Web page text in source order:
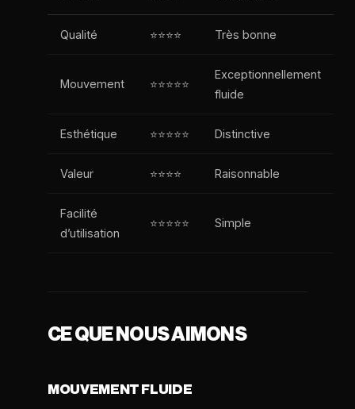
Qualité ⭐⭐⭐⭐ Très bonne
Mouvement ⭐⭐⭐⭐⭐
Exceptionnellement
fluide
Esthétique ⭐⭐⭐⭐⭐ Distinctive
Valeur ⭐⭐⭐⭐ Raisonnable
Facilité
d’utilisation
⭐⭐⭐⭐⭐ Simple
CE QUE NOUS AIMONS
MOUVEMENT FLUIDE